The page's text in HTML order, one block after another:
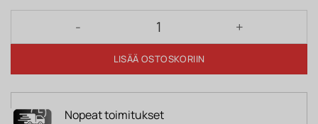
Upotettava valaisin RICCARDO pyöreä mattanikkeli
LISÄÄ OSTOSKORIIN
Nopeat toimitukset